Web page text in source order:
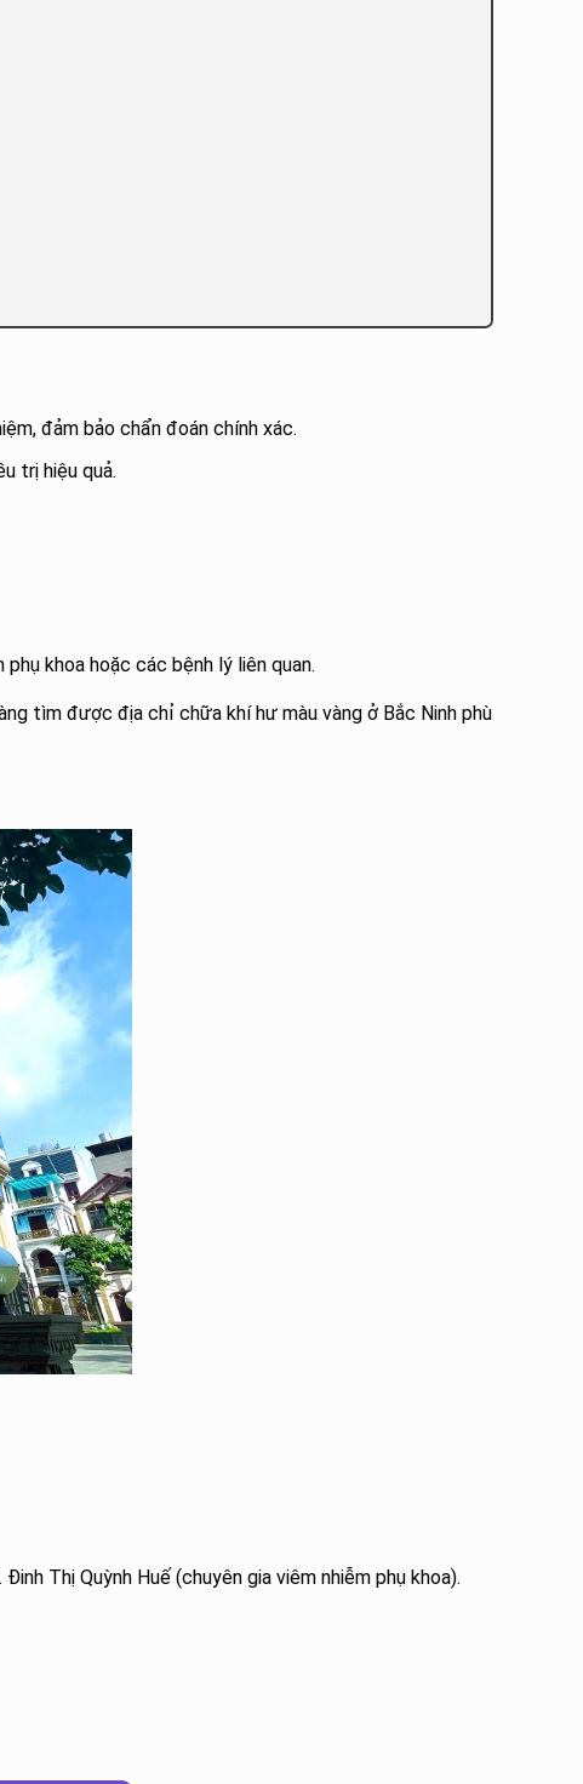
đảm bảo chẩn đoán chính xác.
trị hiệu quả.
khoa hoặc các bệnh lý liên quan.
tìm được địa chỉ chữa khí hư màu vàng ở Bắc Ninh phù
Thị Quỳnh Huế (chuyên gia viêm nhiễm phụ khoa).